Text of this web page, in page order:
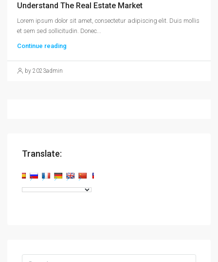
Understand The Real Estate Market
Lorem ipsum dolor sit amet, consectetur adipiscing elit. Duis mollis
et sem sed sollicitudin. Donec...
Continue reading
by 2023admin
Translate: